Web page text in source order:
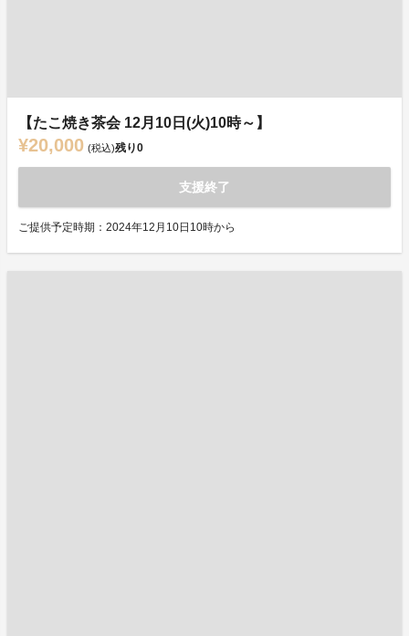
【たこ焼き茶会 12月10日(火)10時～】
¥20,000 (税込)残り0
支援終了
ご提供予定時期：2024年12月10日10時から